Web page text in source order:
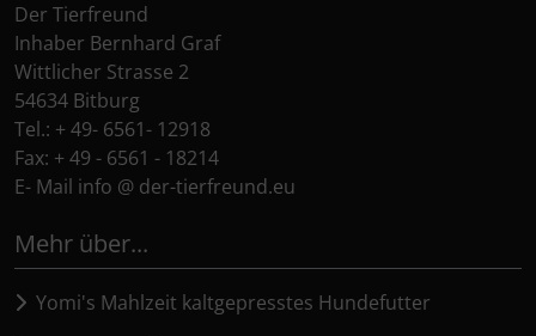
Der Tierfreund
Inhaber Bernhard Graf
Wittlicher Strasse 2
54634 Bitburg
Tel.: + 49- 6561- 12918
Fax: + 49 - 6561 - 18214
E- Mail info @ der-tierfreund.eu
Mehr über...
Yomi's Mahlzeit kaltgepresstes Hundefutter